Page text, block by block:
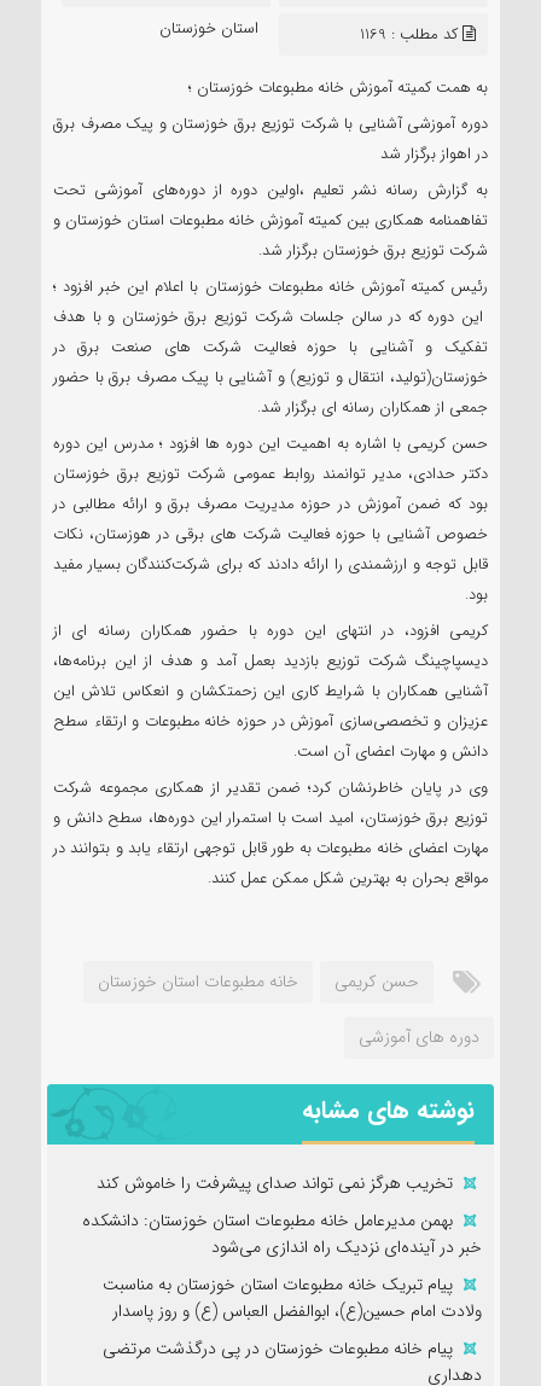
سعید
استان خوزستان
کد مطلب : 1169
به همت کمیته آموزش خانه مطبوعات خوزستان ؛
دوره آموزشی آشنایی با شرکت توزیع برق خوزستان و پیک مصرف برق
در اهواز برگزار شد
به گزارش رسانه نشر تعلیم ،اولین دوره از دوره‌های آموزشی تحت
تفاهمنامه همکاری بین کمیته آموزش خانه مطبوعات استان خوزستان و
شرکت توزیع برق خوزستان برگزار شد.
رئیس کمیته آموزش خانه مطبوعات خوزستان با اعلام این خبر افزود ؛
این دوره که در سالن جلسات شرکت توزیع برق خوزستان و با هدف
تفکیک و آشنایی با حوزه فعالیت شرکت های صنعت برق در
خوزستان(تولید، انتقال و توزیع) و آشنایی با پیک مصرف برق با حضور
جمعی از همکاران رسانه ای برگزار شد.
حسن کریمی با اشاره به اهمیت این دوره ها افزود ؛ مدرس این دوره
دکتر حدادی، مدیر توانمند روابط عمومی شرکت توزیع برق خوزستان
بود که ضمن آموزش در حوزه مدیریت مصرف برق و ارائه مطالبی در
خصوص آشنایی با حوزه فعالیت شرکت های برقی در هوزستان، نکات
قابل توجه و ارزشمندی را ارائه دادند که برای شرکت‌کنندگان بسیار مفید
بود.
کریمی افزود، در انتهای این دوره با حضور همکاران رسانه ای از
دیسپاچینگ شرکت توزیع بازدید بعمل آمد و هدف از این برنامه‌ها،
آشنایی همکاران با شرایط کاری این زحمتکشان و انعکاس تلاش این
عزیزان و تخصصی‌سازی آموزش در حوزه خانه مطبوعات و ارتقاء سطح
دانش و مهارت اعضای آن است.
وی در پایان خاطرنشان کرد؛ ضمن تقدیر از همکاری مجموعه شرکت
توزیع برق خوزستان، امید است با استمرار این دوره‌ها، سطح دانش و
مهارت اعضای خانه مطبوعات به طور قابل توجهی ارتقاء یابد و بتوانند در
مواقع بحران به بهترین شکل ممکن عمل کنند.
حسن کریمی خانه مطبوعات استان خوزستان
دوره های آموزشی
نوشته های مشابه
تخریب هرگز نمی تواند صدای پیشرفت را خاموش کند
بهمن مدیرعامل خانه مطبوعات استان خوزستان: دانشکده
خبر در آینده‌ای نزدیک راه اندازی می‌شود
پیام تبریک خانه مطبوعات استان خوزستان به مناسبت
ولادت امام حسین(ع)، ابوالفضل العباس (ع) و روز پاسدار
پیام خانه مطبوعات خوزستان در پی درگذشت مرتضی
دهداری